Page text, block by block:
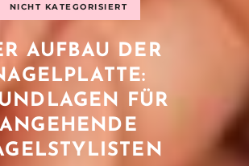
NICHT KATEGORISIERT
AUFBAU DER
FÜR
ANGEHENDE